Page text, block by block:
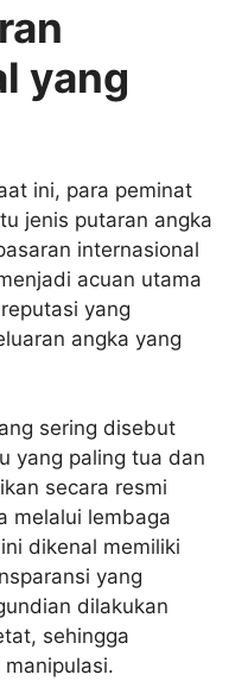
yang
ini, para peminat
jenis putaran angka
internasional
acuan utama
yang
angka yang
sering disebut
yang paling tua dan
secara resmi
melalui lembaga
dikenal memiliki
yang
dilakukan
sehingga